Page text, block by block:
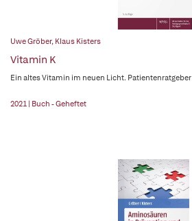
Uwe Gröber, Klaus Kisters
Vitamin K
Ein altes Vitamin im neuen Licht. Patientenratgeber
2021 | Buch - Geheftet